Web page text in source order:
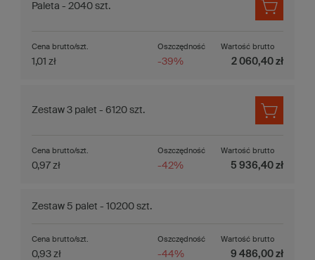
Paleta - 2040 szt.
Oszczędność
-39%
Cena brutto/szt.
1,01 zł
Wartość brutto
2 060,40 zł
Zestaw 3 palet - 6120 szt.
Oszczędność
-42%
Cena brutto/szt.
0,97 zł
Wartość brutto
5 936,40 zł
Zestaw 5 palet - 10200 szt.
Oszczędność
-44%
Cena brutto/szt.
0,93 zł
Wartość brutto
9 486,00 zł